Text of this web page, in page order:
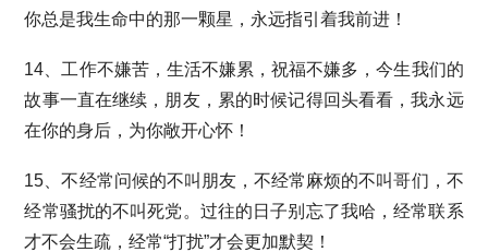
你总是我生命中的那一颗星，永远指引着我前进！
14、工作不嫌苦，生活不嫌累，祝福不嫌多，今生我们的
故事一直在继续，朋友，累的时候记得回头看看，我永远
在你的身后，为你敞开心怀！
15、不经常问候的不叫朋友，不经常麻烦的不叫哥们，不
经常骚扰的不叫死党。过往的日子别忘了我哈，经常联系
才不会生疏，经常“打扰”才会更加默契！